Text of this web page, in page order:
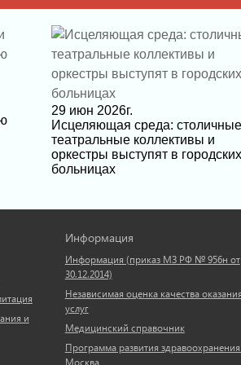
29 июн 2026г.
Исцеляющая среда: столичные
театральные коллективы и
оркестры выступят в городских
больницах
и
Информация
Информация (приказ МЗ РФ № 956н от
30.12.2014)
Независимая оценка качества оказания
услуг
Медицинский справочник
Программа развития здравоохранения
Москва